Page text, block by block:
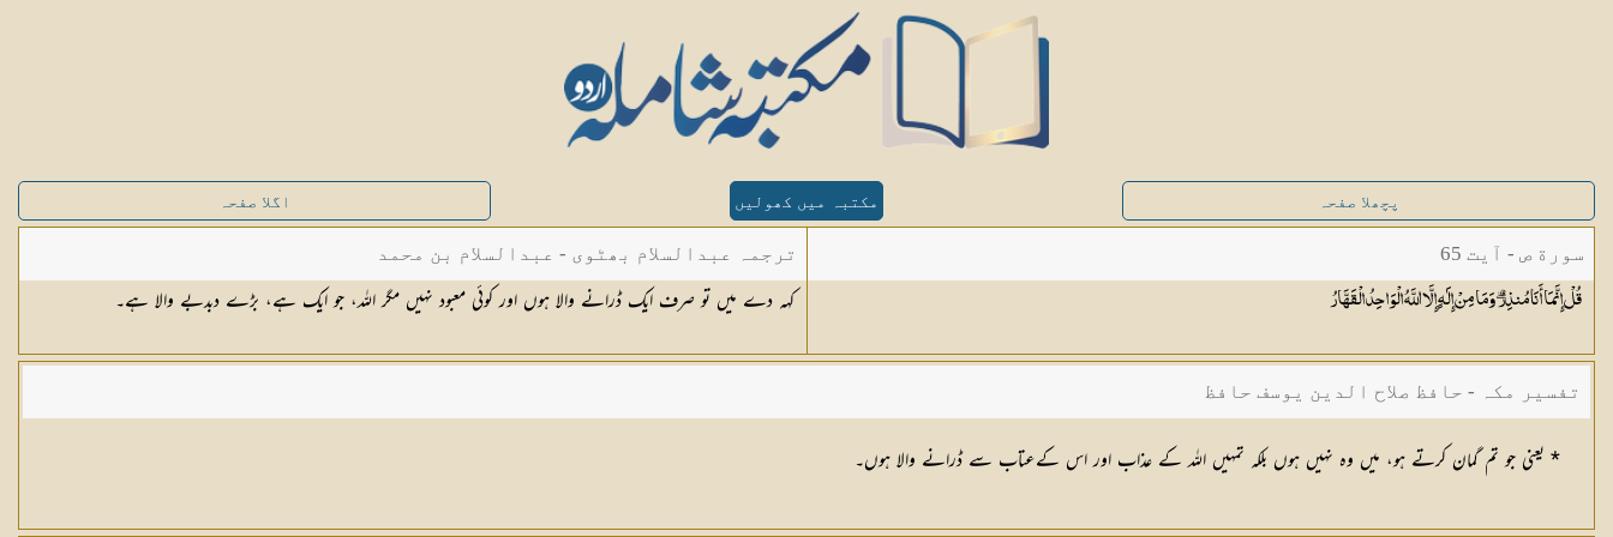
پچھلا صفحہ مکتبہ میں کھولیں اگلا صفحہ
سورة ص - آیت 65
قُلْ إِنَّمَا أَنَا مُنذِرٌ ۖ وَمَا مِنْ إِلَٰهٍ إِلَّا اللَّهُ الْوَاحِدُالْقَهَّارُ
ترجمہ عبدالسلام بھٹوی - عبدالسلام بن محمد
کہہ دے میں تو صرف ایک ڈرانے والا ہوں اور کوئی معبود نہیں مگر اللہ، جو ایک ہے، بڑے دبدبے والا ہے۔
تفسیر مکہ - حافظ صلاح الدین یوسف حافظ
* یعنی جو تم گمان کرتے ہو، میں وہ نہیں ہوں بلکہ تمہیں اللہ کے عذاب اور اس کےعتاب سے ڈرانے والا ہوں۔